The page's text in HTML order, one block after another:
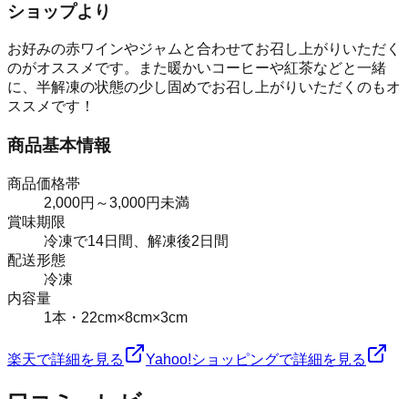
ショップより
お好みの赤ワインやジャムと合わせてお召し上がりいただく
のがオススメです。また暖かいコーヒーや紅茶などと一緒
に、半解凍の状態の少し固めでお召し上がりいただくのもオ
ススメです！
商品基本情報
商品価格帯
2,000円～3,000円未満
賞味期限
冷凍で14日間、解凍後2日間
配送形態
冷凍
内容量
1本・22cm×8cm×3cm
楽天で詳細を見る Yahoo!ショッピングで詳細を見る